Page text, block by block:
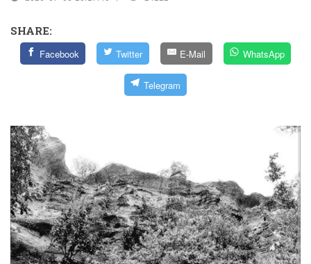
SHARE:
Facebook Twitter E-Mail WhatsApp
Telegram